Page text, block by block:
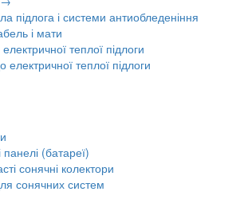
підлога і системи антиобледеніння
і мати
теплої підлоги
електричної теплої підлоги
(батареї)
сонячні колектори
сонячних систем